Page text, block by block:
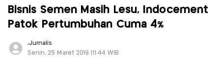
Bisnis Semen Masih Lesu, Indocement
Patok Pertumbuhan Cuma 4%
,Jurnalis
Senin, 25 Maret 2019 |11:44 WIB